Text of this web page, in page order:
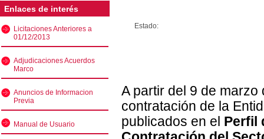
Enlaces de interés
Licitaciones Anteriores a
01/12/2013
Adjudicaciones Acuerdos
Marco
Anuncios de Informacion
Previa
Manual de Usuario
Estado:
A partir del 9 de
contratación de la
publicados en el Perfil